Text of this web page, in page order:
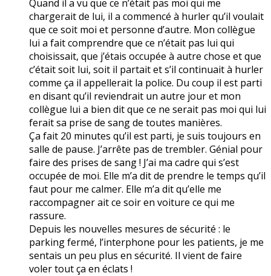
Quand il a vu que ce n’était pas moi qui me
chargerait de lui, il a commencé à hurler qu’il voulait
que ce soit moi et personne d’autre. Mon collègue
lui a fait comprendre que ce n’était pas lui qui
choisissait, que j’étais occupée à autre chose et que
c’était soit lui, soit il partait et s’il continuait à hurler
comme ça il appellerait la police. Du coup il est parti
en disant qu’il reviendrait un autre jour et mon
collègue lui a bien dit que ce ne serait pas moi qui lui
ferait sa prise de sang de toutes manières.
Ça fait 20 minutes qu’il est parti, je suis toujours en
salle de pause. J’arrête pas de trembler. Génial pour
faire des prises de sang ! J’ai ma cadre qui s’est
occupée de moi. Elle m’a dit de prendre le temps qu’il
faut pour me calmer. Elle m’a dit qu’elle me
raccompagner ait ce soir en voiture ce qui me
rassure.
Depuis les nouvelles mesures de sécurité : le
parking fermé, l’interphone pour les patients, je me
sentais un peu plus en sécurité. Il vient de faire
voler tout ça en éclats !